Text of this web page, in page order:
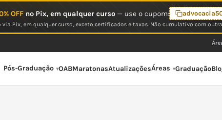
OFFno Pix, em qualquer curso— use o cupom:
via Pix, em qualquer curso, exceto certificados e taxas. Não cumulativo com
Pós-Graduação OABMaratonasAtualizaçõesÁreas Graduação